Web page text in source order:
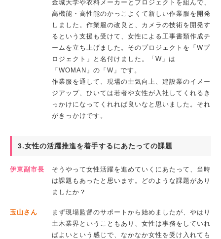
金城大学や衣料メーカーとプロジェクトを組んで、
高機能・高性能のかっこよくて新しい作業服を開発
しました。作業服の改良と、カメラの技術を開発す
るという支援も受けて、女性による工事書類作成チ
ームを立ち上げました。そのプロジェクトを「Wプ
ロジェクト」と名付けました。「W」は
「WOMAN」の「W」です。
作業服を通して、現場の士気向上、建設業のイメー
ジアップ、ひいては若者や女性が入社してくれるき
っかけになってくれれば良いなと思いました。それ
がきっかけです。
3.女性の活躍推進を着手するにあたっての課題
伊東副市長
そうやって女性活躍を進めていくにあたって、当時
は課題もあったと思います。どのような課題があり
ましたか？
玉山さん
まず現場監督のサポートから始めましたが、やはり
土木業界ということもあり、女性は事務をしていれ
ばよいという感じで、なかなか女性を受け入れても